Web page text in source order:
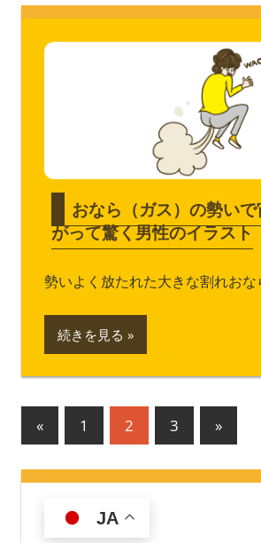
おなら（ガス）の勢い
がって驚く男性のイラスト
勢いよく放たれた大きな割れおな
続きを見る
投
の
«前
の
記
1 2 3
次
の
記
»
JA